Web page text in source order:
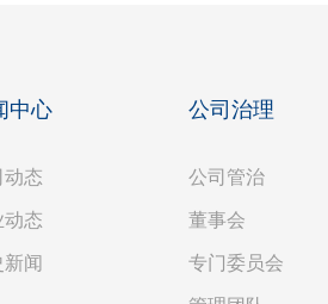
中心
动态
动态
新闻
公司治理
公司管治
董事会
专门委员会